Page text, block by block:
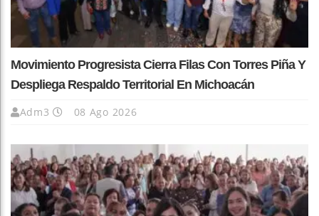
Movimiento Progresista Cierra Filas Con Torres Piña Y
Despliega Respaldo Territorial En Michoacán
Adm3 08 Ago 2026